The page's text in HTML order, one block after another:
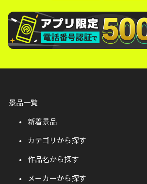
景品一覧
新着景品
カテゴリから探す
作品名から探す
メーカーから探す